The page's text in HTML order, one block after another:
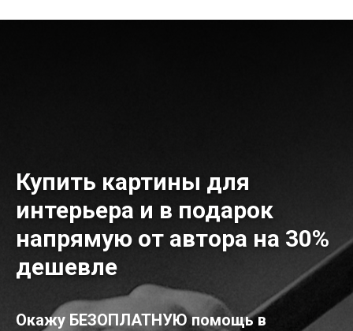
Купить картины для
интерьера и в подарок
напрямую от автора на 30%
дешевле
Окажу БЕЗОПЛАТНУЮ помощь в